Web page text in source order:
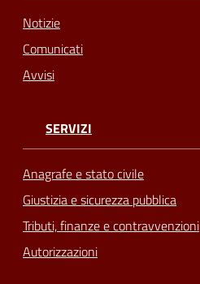
Notizie
Comunicati
Avvisi
SERVIZI
Anagrafe e stato civile
Giustizia e sicurezza pubblica
Tributi, finanze e contravvenzioni
Autorizzazioni